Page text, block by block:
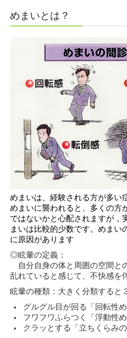
神経疾患と多職種連携
認知症の症状と対応
物忘れ外来を受診いただく皆様へ
伊藤 智也選手と歩む
担当する主な疾患
パーキンソン病について
てんかんについて
認知症について
脳卒中について
多発性硬化症と視神経脊髄炎
その他神経難病について
頭痛について
めまいについて
漢方について
Contact us
めまいとは？
めまいは、経験される方が多い
めまいに襲われると、多くの方
ではないかと心配されますが，
まいは比較的少数です。めまい
に原因があります
◎眩暈の定義：
自分自身の体と周囲の空間と
乱れていると感じて、 不快感を
眩暈の種類：大きく分類すると
グルグル目が回る「回転性め
フワフワふらつく「浮動性め
クラッとする「立ちくらみ